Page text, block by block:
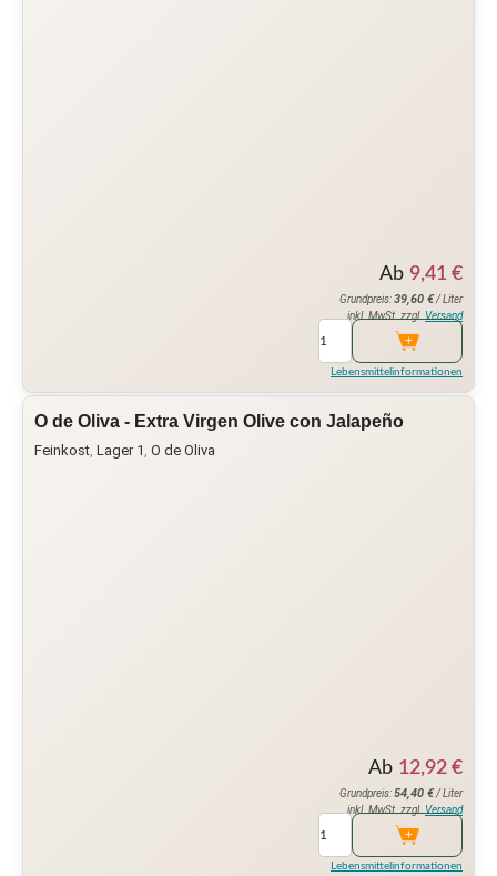
Ab 9,41 €
Grundpreis:39,60 €/ Liter
inkl. MwSt. zzgl. Versand
Lebensmittelinformationen
O de Oliva - Extra Virgen Olive con Jalapeño
Feinkost, Lager 1 , O de Oliva
Ab 12,92 €
Grundpreis:54,40 €/ Liter
inkl. MwSt. zzgl. Versand
Lebensmittelinformationen